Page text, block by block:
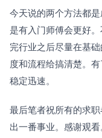
今天说的两个方法都
是有入门师傅会更好
完行业之后尽量在基
度和流程给搞清楚。
稳定迅速。
最后笔者祝所有的求
出一番事业。感谢观看